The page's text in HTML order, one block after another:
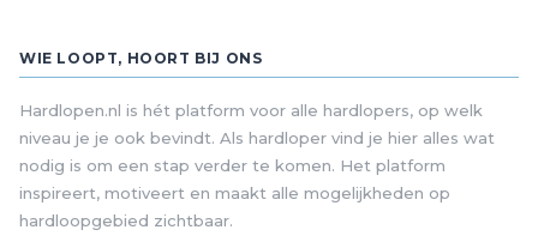
WIE LOOPT, HOORT BIJ ONS
Hardlopen.nl is hét platform voor alle hardlopers, op welk
niveau je je ook bevindt. Als hardloper vind je hier alles wat
nodig is om een stap verder te komen. Het platform
inspireert, motiveert en maakt alle mogelijkheden op
hardloopgebied zichtbaar.